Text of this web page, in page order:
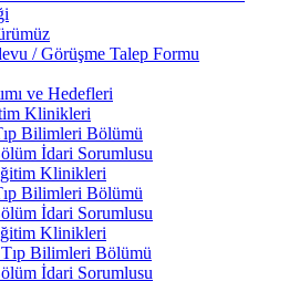
/ Görüşme Talep Formu
ve Hedefleri
Klinikleri
Bilimleri Bölümü
İdari Sorumlusu
Klinikleri
Bilimleri Bölümü
İdari Sorumlusu
Klinikleri
Bilimleri Bölümü
İdari Sorumlusu